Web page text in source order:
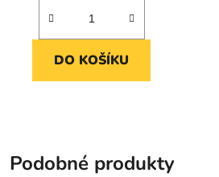
DO KOŠÍKU
Podobné produkty